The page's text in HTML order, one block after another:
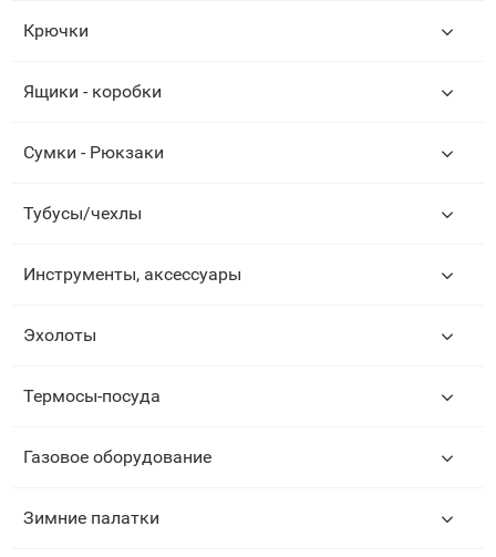
Крючки
Ящики - коробки
Сумки - Рюкзаки
Тубусы/чехлы
Инструменты, аксессуары
Эхолоты
Термосы-посуда
Газовое оборудование
Зимние палатки